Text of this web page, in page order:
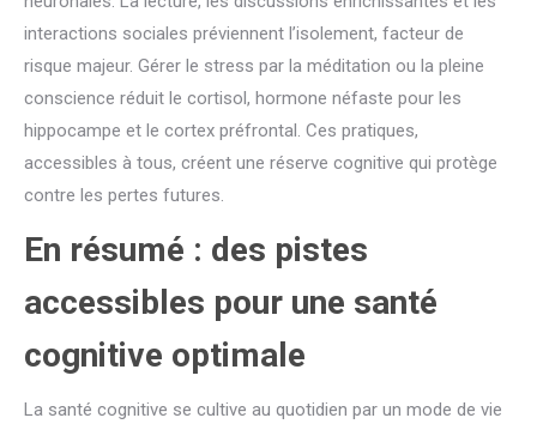
interactions sociales préviennent l’isolement, facteur de
risque majeur. Gérer le stress par la méditation ou la pleine
conscience réduit le cortisol, hormone néfaste pour les
hippocampe et le cortex préfrontal. Ces pratiques,
accessibles à tous, créent une réserve cognitive qui protège
contre les pertes futures.
En résumé : des pistes
accessibles pour une santé
cognitive optimale
La santé cognitive se cultive au quotidien par un mode de vie